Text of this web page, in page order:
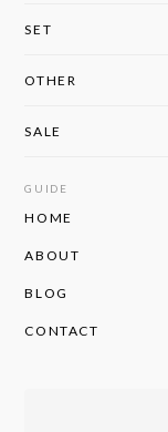
SET
OTHER
SALE
GUIDE
HOME
ABOUT
BLOG
CONTACT